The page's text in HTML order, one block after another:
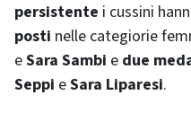
persistente i cussini
posti nelle categiorie
eSara Sambi e due
Seppi eSara Liparesi.